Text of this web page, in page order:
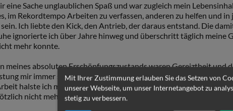
eine Sache unglaublichen Spaß und war zugleich mein
im Rekordtempo Arbeiten zu verfassen, anderen zu helfen und in
Ich liebte den Kick, den Antrieb, der daraus entstand. Die
ignorierte ich über Jahre hinweg und überschritt täglich meine
mehr konnte.
meines absoluten Erschöpfungszustands waren Gereiztheit und
mir immer schwerer fiel. Je stärker ich mich an meine Grenzen
halste ich mir auf. Schließlich wollte ich es nicht wahrhaben,
nicht mehr zu können. Den Lebensinhalt aufgeben? – Niemals!
Mit Ihrer Zustimmung erlauben Sie das Setzen von
unserer Webseite, um unser Internetangebot zu
stetig zu verbessern.